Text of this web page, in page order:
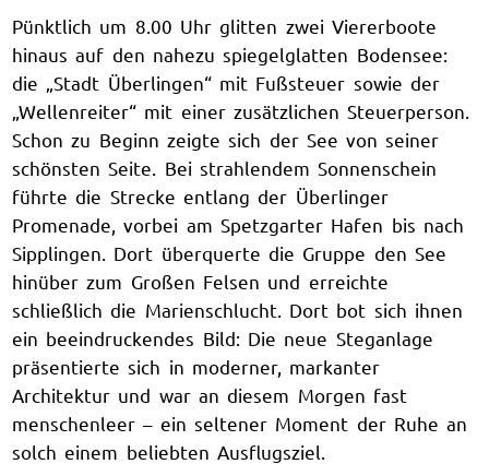
Pünktlich um 8.00 Uhr glitten zwei Viererboote
hinaus auf den nahezu spiegelglatten Bodensee:
die „Stadt Überlingen“ mit Fußsteuer sowie der
„Wellenreiter“ mit einer zusätzlichen Steuerperson.
Schon zu Beginn zeigte sich der See von seiner
schönsten Seite. Bei strahlendem Sonnenschein
führte die Strecke entlang der Überlinger
Promenade, vorbei am Spetzgarter Hafen bis nach
Sipplingen. Dort überquerte die Gruppe den See
hinüber zum Großen Felsen und erreichte
schließlich die Marienschlucht. Dort bot sich ihnen
ein beeindruckendes Bild: Die neue Steganlage
präsentierte sich in moderner, markanter
Architektur und war an diesem Morgen fast
menschenleer – ein seltener Moment der Ruhe an
solch einem beliebten Ausflugsziel.